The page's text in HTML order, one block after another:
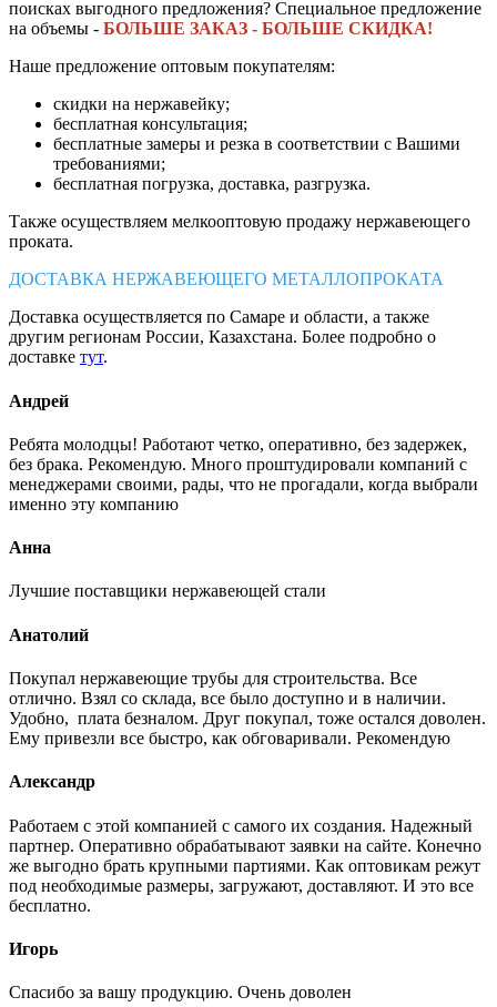
поисках выгодного предложения? Специальное предложение
на объемы - БОЛЬШЕ ЗАКАЗ - БОЛЬШЕ СКИДКА!
Наше предложение оптовым покупателям:
скидки на нержавейку;
бесплатная консультация;
бесплатные замеры и резка в соответствии с Вашими
требованиями;
бесплатная погрузка, доставка, разгрузка.
Также осуществляем мелкооптовую продажу нержавеющего
проката.
ДОСТАВКА НЕРЖАВЕЮЩЕГО МЕТАЛЛОПРОКАТА
Доставка осуществляется по Самаре и области, а также
другим регионам России, Казахстана. Более подробно о
доставке тут.
Андрей
Ребята молодцы! Работают четко, оперативно, без задержек,
без брака. Рекомендую. Много проштудировали компаний с
менеджерами своими, рады, что не прогадали, когда выбрали
именно эту компанию
Анна
Лучшие поставщики нержавеющей стали
Анатолий
Покупал нержавеющие трубы для строительства. Все
отлично. Взял со склада, все было доступно и в наличии.
Удобно, плата безналом. Друг покупал, тоже остался доволен.
Ему привезли все быстро, как обговаривали. Рекомендую
Александр
Работаем с этой компанией с самого их создания. Надежный
партнер. Оперативно обрабатывают заявки на сайте. Конечно
же выгодно брать крупными партиями. Как оптовикам режут
под необходимые размеры, загружают, доставляют. И это все
бесплатно.
Игорь
Спасибо за вашу продукцию. Очень доволен